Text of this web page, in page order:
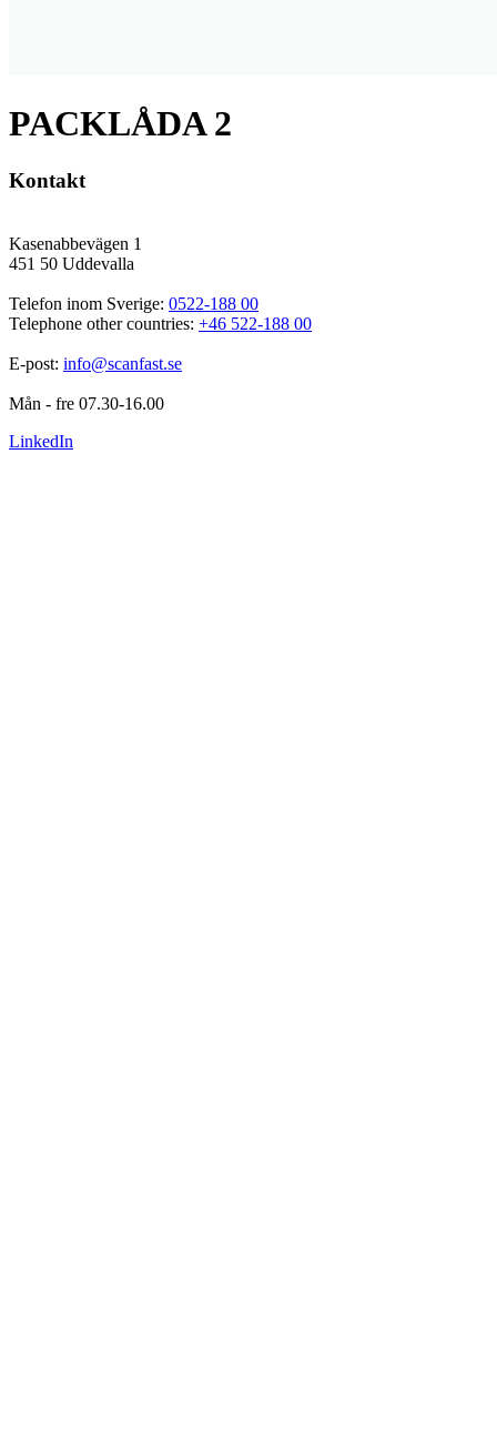
PACKLÅDA 2
Kontakt
Kasenabbevägen 1
451 50 Uddevalla
Telefon inom Sverige: 0522-188 00
Telephone other countries: +46 522-188 00
E-post: info@scanfast.se
Mån - fre 07.30-16.00
LinkedIn